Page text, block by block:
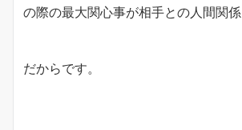
の際の最大関心事が相手との人間関係
だからです。